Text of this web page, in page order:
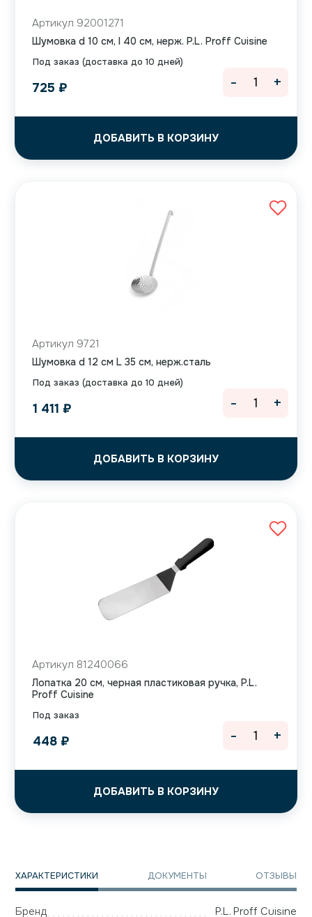
Под заказ (доставка до 10 дней)
Артикул 92001271
Шумовка d 10 см, l 40 см, нерж. P.L. Proff Cuisine
725 ₽
ДОБАВИТЬ В КОРЗИНУ
- +
Под заказ (доставка до 10 дней)
Артикул 9721
Шумовка d 12 см L 35 см, нерж.сталь
1 411 ₽
ДОБАВИТЬ В КОРЗИНУ
- +
Под заказ
Артикул 81240066
Лопатка 20 см, черная пластиковая ручка, P.L.
Proff Cuisine
448 ₽
ДОБАВИТЬ В КОРЗИНУ
- +
ХАРАКТЕРИСТИКИ ДОКУМЕНТЫ ОТЗЫВЫ
Бренд
P.L. Proff Cuisine